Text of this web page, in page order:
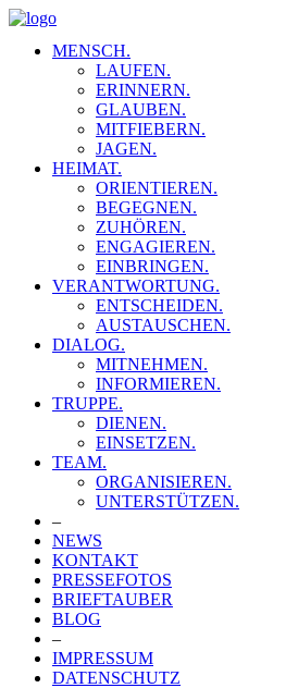
MENSCH.
LAUFEN.
ERINNERN.
GLAUBEN.
MITFIEBERN.
JAGEN.
HEIMAT.
ORIENTIEREN.
BEGEGNEN.
ZUHÖREN.
ENGAGIEREN.
EINBRINGEN.
VERANTWORTUNG.
ENTSCHEIDEN.
AUSTAUSCHEN.
DIALOG.
MITNEHMEN.
INFORMIEREN.
TRUPPE.
DIENEN.
EINSETZEN.
TEAM.
ORGANISIEREN.
UNTERSTÜTZEN.
–
NEWS
KONTAKT
PRESSEFOTOS
BRIEFTAUBER
BLOG
–
IMPRESSUM
DATENSCHUTZ